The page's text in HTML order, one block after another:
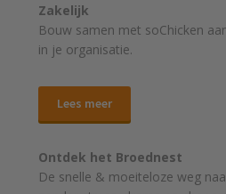
Zakelijk
Bouw samen met soChicken
in je organisatie.
Lees meer
Ontdek het Broednest
De snelle & moeiteloze weg